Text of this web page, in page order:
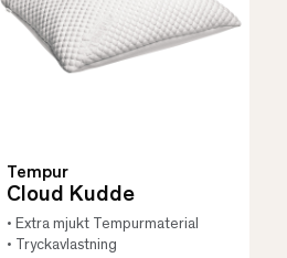
Tempur
Cloud Kudde
• Extra mjukt Tempurmaterial
• Tryckavlastning